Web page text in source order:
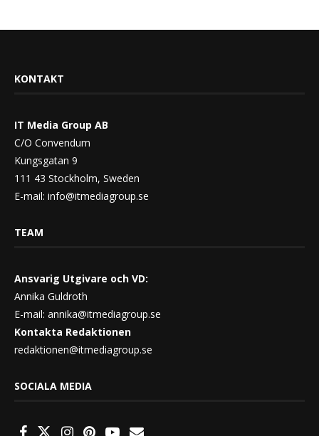
KONTAKT
IT Media Group AB
C/O Convendum
Kungsgatan 9
111 43 Stockholm, Sweden
E-mail: info@itmediagroup.se
TEAM
Ansvarig Utgivare och VD:
Annika Guldroth
E-mail: annika@itmediagroup.se
Kontakta Redaktionen
redaktionen@itmediagroup.se
SOCIALA MEDIA